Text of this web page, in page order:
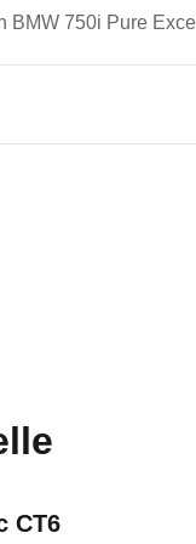
BMW 750i Pure
CT6